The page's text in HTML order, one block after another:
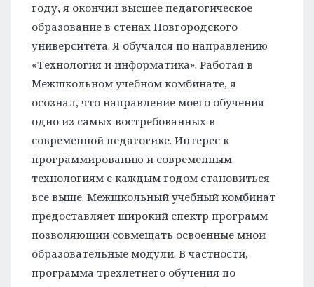
году, я окончил высшее педагогическое
образование в стенах Новгородского
университета. Я обучался по направлению
«Технология и информатика». Работая в
Межшкольном учебном комбинате, я
осознал, что направление моего обучения
одно из самых востребованных в
современной педагогике. Интерес к
программированию и современным
технологиям с каждым годом становиться
все выше. Межшкольный учебный комбинат
предоставляет широкий спектр программ
позволяющий совмещать освоенные мной
образовательные модули. В частности,
программа трехлетнего обучения по